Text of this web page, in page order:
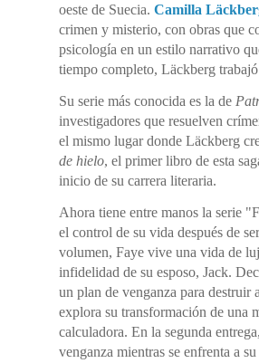
oeste de Suecia. Camilla
crimen y misterio, con obras que
psicología en un estilo narrativo
tiempo completo, Läckberg
Su serie más conocida es la de
investigadores que resuelven
el mismo lugar donde Läckberg
de hielo, el primer libro de esta
inicio de su carrera literaria.
Ahora tiene entre manos la serie
el control de su vida después de
volumen, Faye vive una vida de
infidelidad de su esposo, Jack.
un plan de venganza para
explora su transformación de una
calculadora. En la segunda entrega,
venganza mientras se enfrenta a